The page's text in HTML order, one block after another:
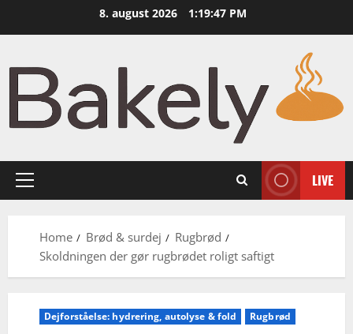
8. august 2026 1:19:48 PM
Primary
LIVE
Home Brød & surdej
Rugbrød
Skoldningen der gør rugbrødet roligt saftigt
Dejforståelse: hydrering, autolyse & fold Rugbrød